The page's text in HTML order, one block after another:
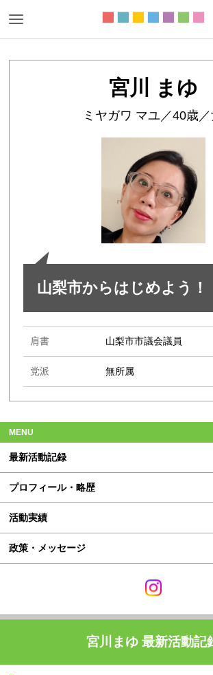
宮川 まゆ
ミヤガワ マユ／40歳
山梨市からはじめよう！
肩書 山梨市市議会議員
党派 無所属
MENU
最新活動記録
プロフィール・略歴
活動実績
政策・メッセージ
宮川まゆ 最新活動記